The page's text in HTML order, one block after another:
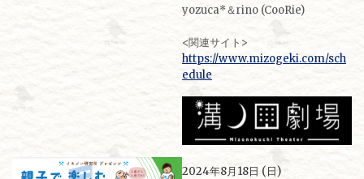
yozuca*＆rino (CooRie)
<関連サイト>
https://www.mizogeki.com/sch
edule
2024年8月18日 (日)